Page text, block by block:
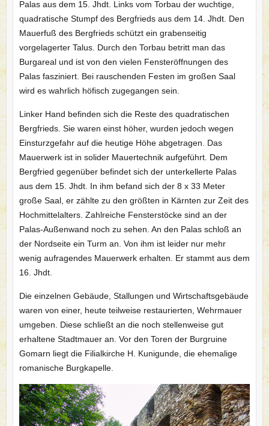
Palas aus dem 15. Jhdt. Links vom Torbau der wuchtige,
quadratische Stumpf des Bergfrieds aus dem 14. Jhdt. Den
Mauerfuß des Bergfrieds schützt ein grabenseitig
vorgelagerter Talus. Durch den Torbau betritt man das
Burgareal und ist von den vielen Fensteröffnungen des
Palas fasziniert. Bei rauschenden Festen im großen Saal
wird es wahrlich höfisch zugegangen sein.
Linker Hand befinden sich die Reste des quadratischen
Bergfrieds. Sie waren einst höher, wurden jedoch wegen
Einsturzgefahr auf die heutige Höhe abgetragen. Das
Mauerwerk ist in solider Mauertechnik aufgeführt. Dem
Bergfried gegenüber befindet sich der unterkellerte Palas
aus dem 15. Jhdt. In ihm befand sich der 8 x 33 Meter
große Saal, er zählte zu den größten in Kärnten zur Zeit des
Hochmittelalters. Zahlreiche Fensterstöcke sind an der
Palas-Außenwand noch zu sehen. An den Palas schloß an
der Nordseite ein Turm an. Von ihm ist leider nur mehr
wenig aufragendes Mauerwerk erhalten. Er stammt aus dem
16. Jhdt.
Die einzelnen Gebäude, Stallungen und Wirtschaftsgebäude
waren von einer, heute teilweise restaurierten, Wehrmauer
umgeben. Diese schließt an die noch stellenweise gut
erhaltene Stadtmauer an. Vor den Toren der Burgruine
Gomarn liegt die Filialkirche H. Kunigunde, die ehemalige
romanische Burgkapelle.